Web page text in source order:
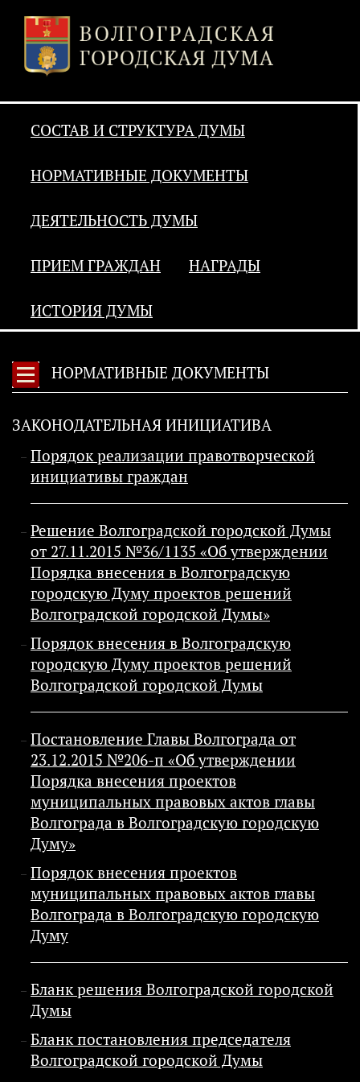
СОСТАВ И СТРУКТУРА ДУМЫ
НОРМАТИВНЫЕ ДОКУМЕНТЫ
ДЕЯТЕЛЬНОСТЬ ДУМЫ
ПРИЕМ ГРАЖДАН НАГРАДЫ
ИСТОРИЯ ДУМЫ
НОРМАТИВНЫЕ ДОКУМЕНТЫ
ЗАКОНОДАТЕЛЬНАЯ ИНИЦИАТИВА
Порядок реализации правотворческой
инициативы граждан
Решение Волгоградской городской Думы
от 27.11.2015 №36/1135 «Об утверждении
Порядка внесения в Волгоградскую
городскую Думу проектов решений
Волгоградской городской Думы»
Порядок внесения в Волгоградскую
городскую Думу проектов решений
Волгоградской городской Думы
Постановление Главы Волгограда от
23.12.2015 №206-п «Об утверждении
Порядка внесения проектов
муниципальных правовых актов главы
Волгограда в Волгоградскую городскую
Думу»
Порядок внесения проектов
муниципальных правовых актов главы
Волгограда в Волгоградскую городскую
Думу
Бланк решения Волгоградской городской
Думы
Бланк постановления председателя
Волгоградской городской Думы